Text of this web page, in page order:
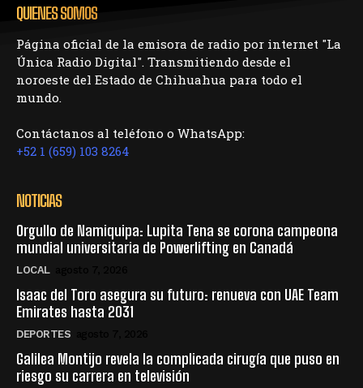
QUIENES SOMOS
Página oficial de la emisora de radio por internet "La
Única Radio Digital". Transmitiendo desde el
noroeste del Estado de Chihuahua para todo el
mundo.
Contáctanos al teléfono o WhatsApp:
+52 1 (659) 103 8264
NOTICIAS
Orgullo de Namiquipa: Lupita Tena se corona campeona
mundial universitaria de Powerlifting en Canadá
LOCAL
Isaac del Toro asegura su futuro: renueva con UAE Team
Emirates hasta 2031
DEPORTES
Galilea Montijo revela la complicada cirugía que puso en
riesgo su carrera en televisión